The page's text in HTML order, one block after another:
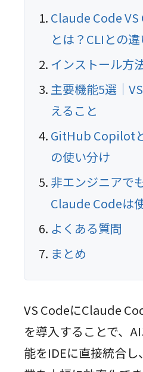
Claude Code
とは？CLIとの
インストール方
主要機能5選｜
えること
GitHub Copilot
の使い分け
非エンジニアで
Claude Codeは
よくある質問
まとめ
VS CodeにClaude
を導入することで、
能をIDEに直接統合